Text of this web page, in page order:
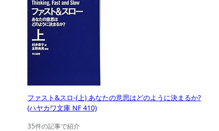
ファスト&スロ-(上) あなたの意思はどのように決まるか?
(ハヤカワ文庫 NF 410)
35件の記事で紹介